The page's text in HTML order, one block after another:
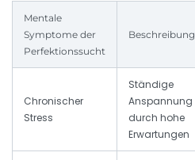
Mentale
Symptome der
Perfektionssucht
Beschreibung
Chronischer
Stress
Ständige
Anspannung
durch hohe
Erwartungen